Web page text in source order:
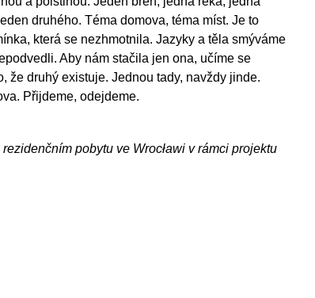
druhého. Téma domova, téma míst. Je to
která se nezhmotnila. Jazyky a těla smýváme
Aby nám stačila jen ona, učíme se
že druhý existuje. Jednou tady, navždy jinde.
Přijdeme, odejdeme.
pobytu ve Wrocławi v rámci projektu